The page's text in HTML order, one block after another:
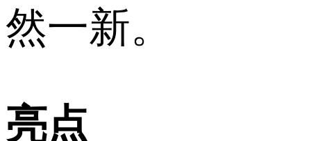
然一新。
亮点